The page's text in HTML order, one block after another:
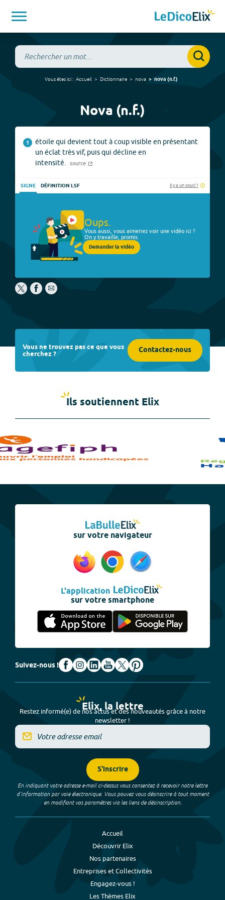
Vous êtes ici : Accueil Dictionnaire nova nova (n.f.)
Nova (n.f.)
1
étoile qui devient tout à coup visible en présentant
un éclat très vif, puis qui décline en
intensité.
source
SIGNE DÉFINITION LSF Il y a un souci ?
Oups.
Vous aussi, vous aimeriez voir une vidéo ici ?
On y travaille, promis.
Demander la vidéo
Vous ne trouvez pas ce que vous
cherchez ? Contactez-nous
Ils soutiennent Elix
sur votre navigateur
L'application
sur votre smartphone
Suivez-nous !
Elix, la lettre
Restez informé(e) de nos actus et des nouveautés grâce à notre
newsletter !
S'inscrire
En indiquant votre adresse e-mail ci-dessus vous consentez à recevoir notre lettre
d’information par voie électronique. Vous pouvez vous désinscrire à tout moment
en modifiant vos paramètres via les liens de désinscription.
Accueil
Découvrir Elix
Nos partenaires
Entreprises et Collectivités
Engagez-vous !
Les Thèmes Elix